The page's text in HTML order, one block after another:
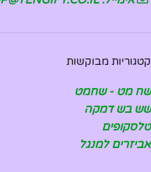
קטגוריות מבוקשות
שח מט - שחמט
שש בש דמקה
טלסקופים
אביזרים למנגל